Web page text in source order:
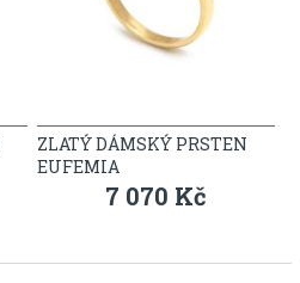
ZLATÝ DÁMSKÝ PRSTEN
EUFEMIA
7 070 Kč